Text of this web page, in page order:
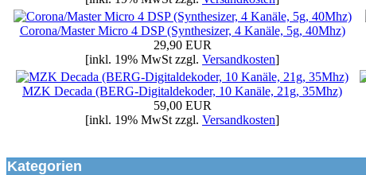
Corona/Master Micro 4 DSP (Synthesizer, 4 Kanäle, 5g, 40Mhz)
29,90 EUR
[inkl. 19% MwSt zzgl. Versandkosten]
MZK Decada (BERG-Digitaldekoder, 10 Kanäle, 21g, 35Mhz)
59,00 EUR
[inkl. 19% MwSt zzgl. Versandkosten]
Kategorien